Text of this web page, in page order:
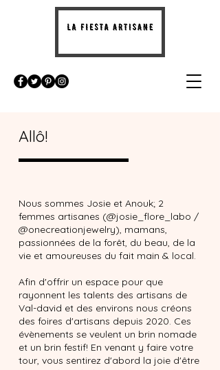
Allô!
Nous sommes Josie et Anouk; 2
femmes artisanes (@josie_flore_labo /
@onecreationjewelry), mamans,
passionnées de la forêt, du beau, de la
vie et amoureuses du fait main & local.
Afin d'offrir un espace pour que
rayonnent les talents des artisans de
Val-david et des environs nous créons
des foires d'artisans depuis 2020. Ces
évènements se veulent un brin nomade
et un brin festif! En venant y faire votre
tour, vous sentirez d'abord la joie d'être